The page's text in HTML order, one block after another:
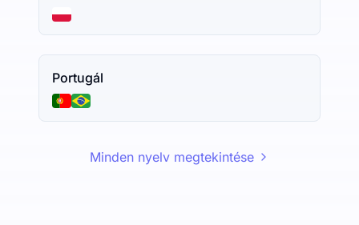
Portugál
Minden nyelv megtekintése